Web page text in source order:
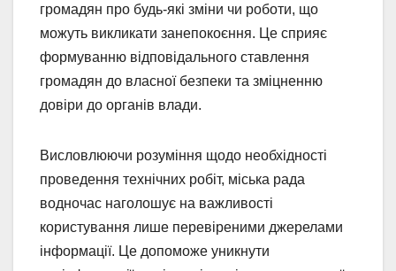
громадян про будь-які зміни чи роботи, що
можуть викликати занепокоєння. Це сприяє
формуванню відповідального ставлення
громадян до власної безпеки та зміцненню
довіри до органів влади.
Висловлюючи розуміння щодо необхідності
проведення технічних робіт, міська рада
водночас наголошує на важливості
користування лише перевіреними джерелами
інформації. Це допоможе уникнути